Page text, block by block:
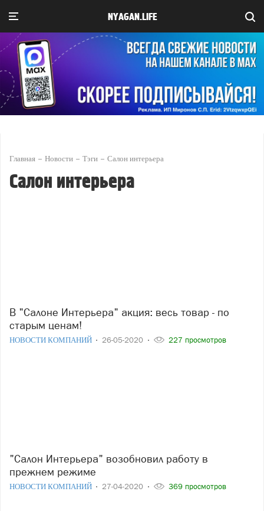
NYAGAN.LIFE
Главная Новости Тэги Салон интерьера
Салон интерьера
В "Салоне Интерьера" акция: весь товар - по
старым ценам!
НОВОСТИ КОМПАНИЙ 26-05-2020 227 просмотров
"Салон Интерьера" возобновил работу в
прежнем режиме
НОВОСТИ КОМПАНИЙ 27-04-2020 369 просмотров